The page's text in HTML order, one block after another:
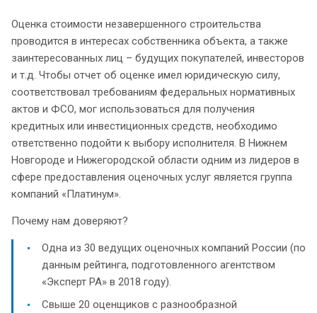
Оценка стоимости незавершенного строительства
проводится в интересах собственника объекта, а также
заинтересованных лиц – будущих покупателей, инвесторов
и т.д. Чтобы отчет об оценке имел юридическую силу,
соответствовал требованиям федеральных нормативных
актов и ФСО, мог использоваться для получения
кредитных или инвестиционных средств, необходимо
ответственно подойти к выбору исполнителя. В Нижнем
Новгороде и Нижегородской области одним из лидеров в
сфере предоставления оценочных услуг является группа
компаний «Платинум».
Почему нам доверяют?
Одна из 30 ведущих оценочных компаний России (по
данным рейтинга, подготовленного агентством
«Эксперт РА» в 2018 году).
Свыше 20 оценщиков с разнообразной